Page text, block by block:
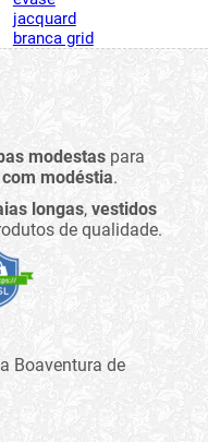
modestas para
modéstia.
longas, vestidos
de qualidade.
Boaventura de